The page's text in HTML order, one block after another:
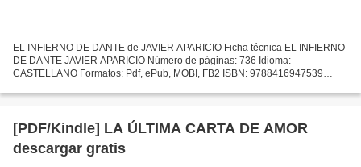
EL INFIERNO DE DANTE de JAVIER APARICIO Ficha técnica EL INFIERNO
DE DANTE JAVIER APARICIO Número de páginas: 736 Idioma:
CASTELLANO Formatos: Pdf, ePub, MOBI, FB2 ISBN: 9788416947539
[PDF/Kindle] LA ÚLTIMA CARTA DE AMOR
descargar gratis